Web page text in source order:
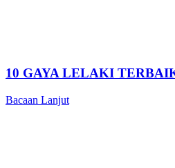
10 GAYA LELAKI
Bacaan Lanjut